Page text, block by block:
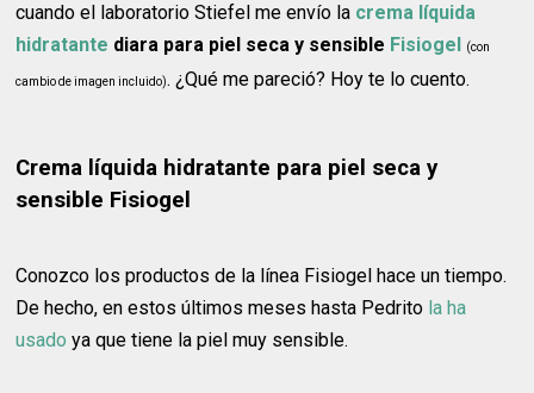
cuando el laboratorio Stiefel me envío la crema líquida
hidratante diara para piel seca y sensible Fisiogel (con
cambio de imagen incluido). ¿Qué me pareció? Hoy te lo cuento.
Crema líquida hidratante para piel seca y
sensible Fisiogel
Conozco los productos de la línea Fisiogel hace un tiempo.
De hecho, en estos últimos meses hasta Pedrito la ha
usado ya que tiene la piel muy sensible.